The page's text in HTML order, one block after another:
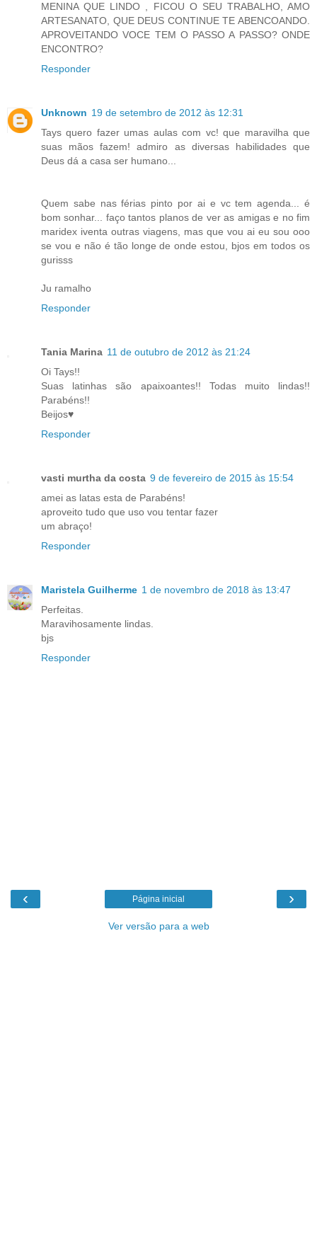
MENINA QUE LINDO , FICOU O SEU TRABALHO, AMO
ARTESANATO, QUE DEUS CONTINUE TE ABENCOANDO.
APROVEITANDO VOCE TEM O PASSO A PASSO? ONDE
ENCONTRO?
Responder
Unknown 19 de setembro de 2012 às 12:31
Tays quero fazer umas aulas com vc! que maravilha que
suas mãos fazem! admiro as diversas habilidades que
Deus dá a casa ser humano...
Quem sabe nas férias pinto por ai e vc tem agenda... é
bom sonhar... faço tantos planos de ver as amigas e no fim
maridex iventa outras viagens, mas que vou ai eu sou ooo
se vou e não é tão longe de onde estou, bjos em todos os
gurisss
Ju ramalho
Responder
Tania Marina 11 de outubro de 2012 às 21:24
Oi Tays!!
Suas latinhas são apaixoantes!! Todas muito lindas!!
Parabéns!!
Beijos♥
Responder
vasti murtha da costa 9 de fevereiro de 2015 às 15:54
amei as latas esta de Parabéns!
aproveito tudo que uso vou tentar fazer
um abraço!
Responder
Maristela Guilherme 1 de novembro de 2018 às 13:47
Perfeitas.
Maravihosamente lindas.
bjs
Responder
‹ ›
Página inicial
Ver versão para a web